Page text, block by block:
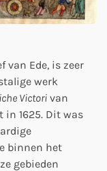
van Ede, is zeer
werk
Victori van
in 1625. Dit was
binnen het
gebieden